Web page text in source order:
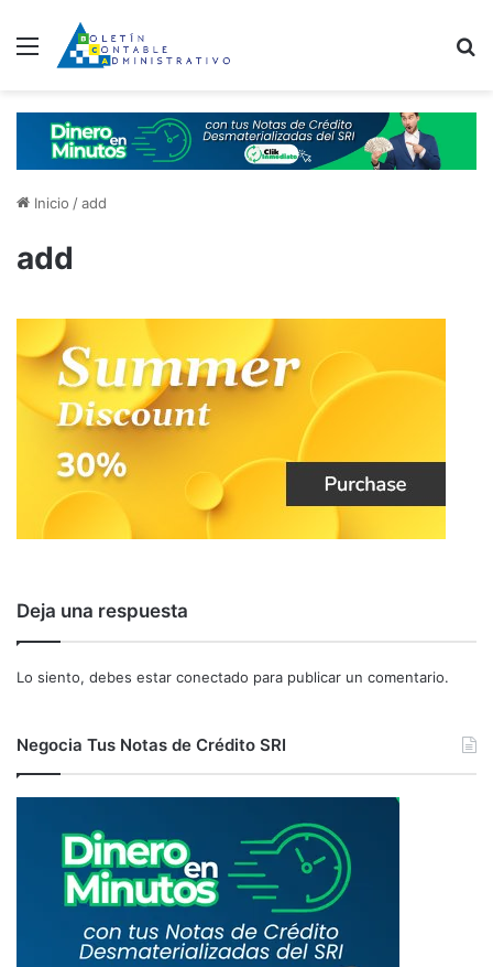
Menú
Inicio /add
add
Deja una respuesta
Lo siento, debes estar conectado para publicar un comentario.
Negocia Tus Notas de Crédito SRI